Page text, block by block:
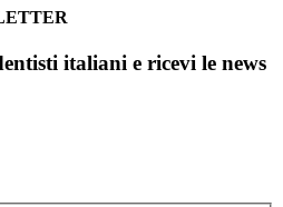
italiani e ricevi le news